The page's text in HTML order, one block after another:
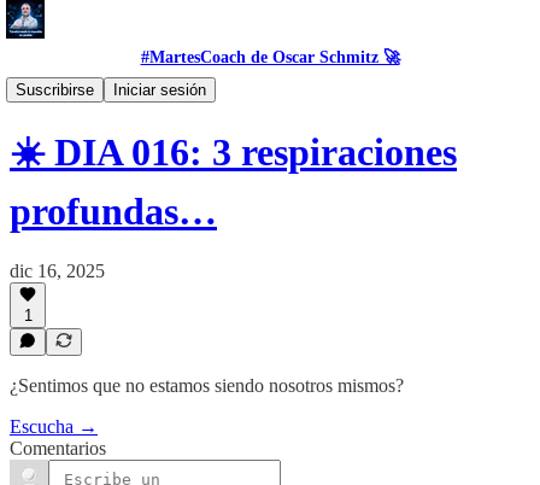
#MartesCoach de Oscar Schmitz 🚀
Suscribirse
Iniciar sesión
#Proposito
☀️ DIA 016: 3 respiraciones
profundas…
dic 16, 2025
1
¿Sentimos que no estamos siendo nosotros mismos?
Escucha →
Comentarios